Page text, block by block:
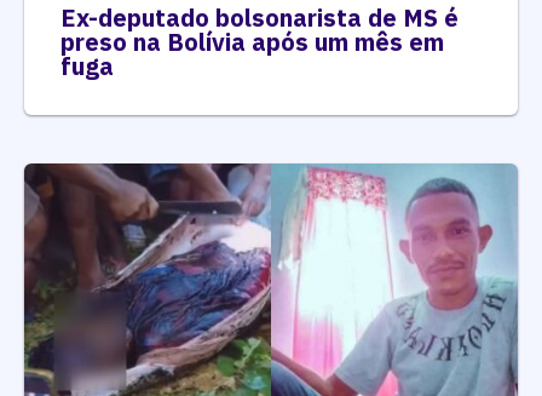
Ex-deputado bolsonarista de MS é
preso na Bolívia após um mês em
fuga